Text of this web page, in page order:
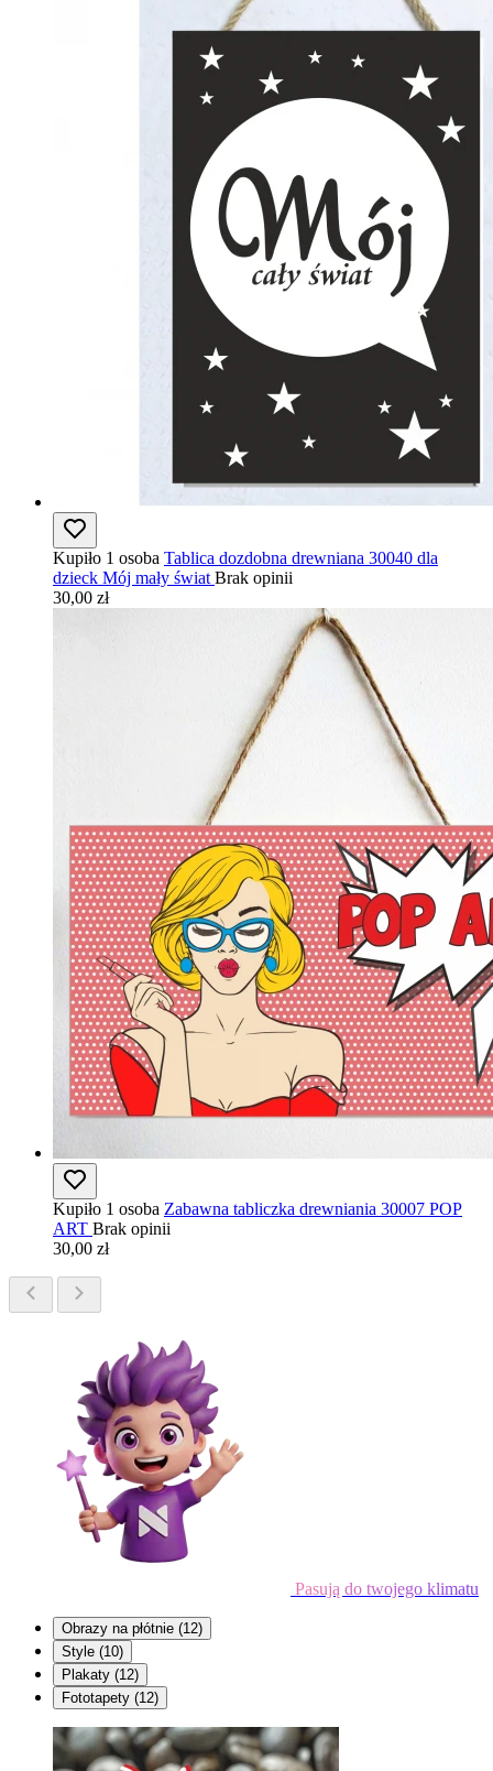
Kupiło 1 osoba Tablica dozdobna drewniana 30040 dla
dzieck Mój mały świat Brak opinii
30,00 zł
Kupiło 1 osoba Zabawna tabliczka drewniania 30007 POP
ART Brak opinii
30,00 zł
Pasują do twojego klimatu
Obrazy na płótnie (12)
Style (10)
Plakaty (12)
Fototapety (12)